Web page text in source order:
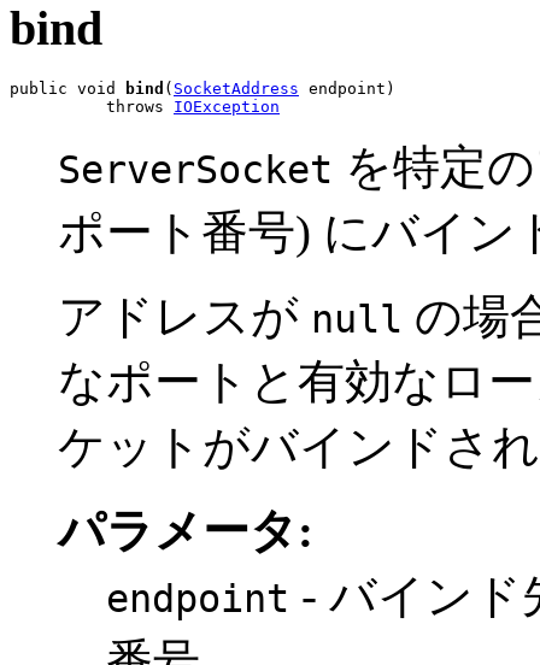
bind
public void bind ( SocketAddress endpoint)
          throws
IOException
ServerSocket を特定
ポート番号) にバイン
アドレスが null の場
なポートと有効なロ
ケットがバインドさ
パラメータ:
endpoint - バインド